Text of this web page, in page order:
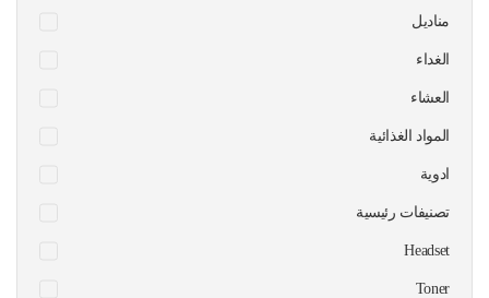
مناديل
الغداء
العشاء
المواد الغذائية
ادوية
تصنيفات رئيسية
Headset
Toner